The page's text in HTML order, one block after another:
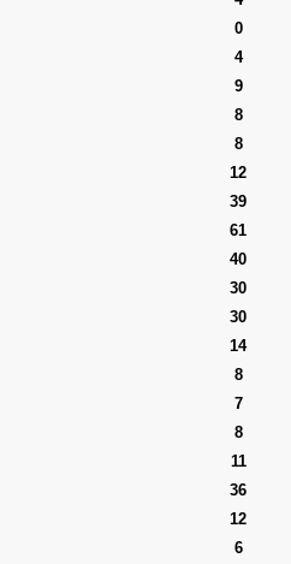
0
4
9
8
8
12
39
61
40
30
30
14
8
7
8
11
36
12
6